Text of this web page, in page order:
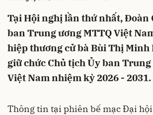
Tại Hội nghị lần thứ nhất, Đoàn
ban Trung ương MTTQ Việt
hiệp thương cử bà Bùi Thị Minh
giữ chức Chủ tịch Ủy ban
Việt Nam nhiệm kỳ 2026 - 2031.
Thông tin tại phiên bế mạc Đại